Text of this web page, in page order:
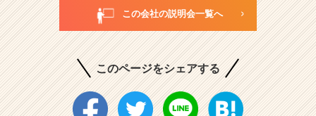
この会社の説明会一覧へ
このページをシェアする